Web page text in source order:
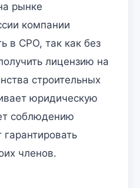
рынке
компании
в СРО, так как без
лицензию на
строительных
юридическую
соблюдению
членов.